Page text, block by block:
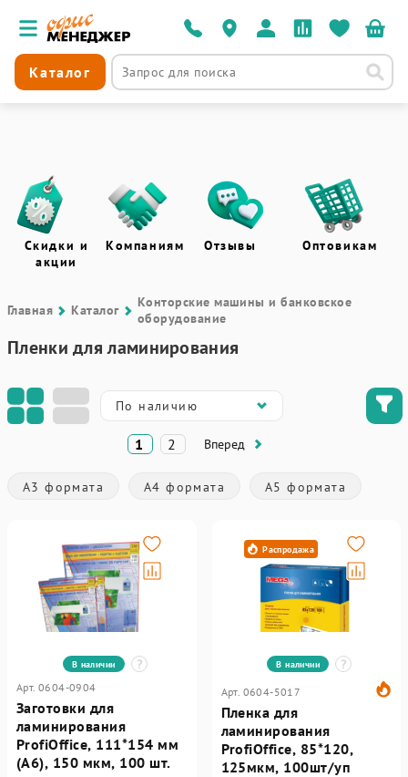
Каталог
Скидки и
акции
Компаниям Отзывы Оптовикам
Главная Каталог
Контоpские машины и банковское
оборудование
Пленки для ламинирования
1 2 Вперед
По наличию
А3 формата А4 формата А5 формата
В наличии
Арт. 0604-0904
Заготовки для
ламинирования
ProfiOffice, 111*154 мм
(А6), 150 мкм, 100 шт.
Распродажа
В наличии
Арт. 0604-5017
Пленка для
ламинирования
ProfiOffice, 85*120,
125мкм, 100шт/уп